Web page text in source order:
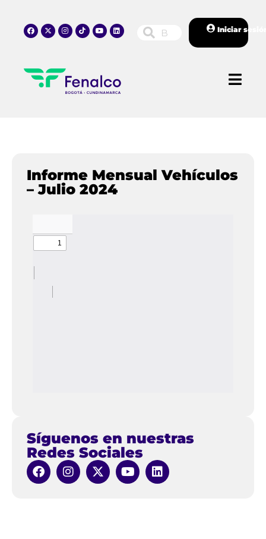
Iniciar
Informe Mensual Vehículos
– Julio 2024
Síguenos en nuestras
Redes Sociales